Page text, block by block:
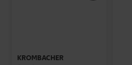
KROMBACHER